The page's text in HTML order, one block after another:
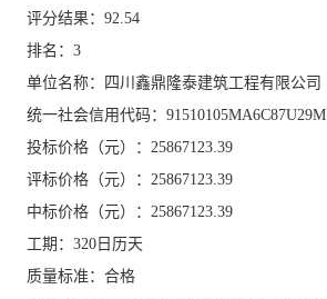
评分结果： 92.54
排名： 3
单位名称：四川鑫鼎隆泰建筑工程有限公司
统一社会信用代码： 91510105MA6C87U29M
投标价格（元）： 25867123.39
评标价格（元）： 25867123.39
中标价格（元）： 25867123.39
工期： 320日历天
质量标准：合格